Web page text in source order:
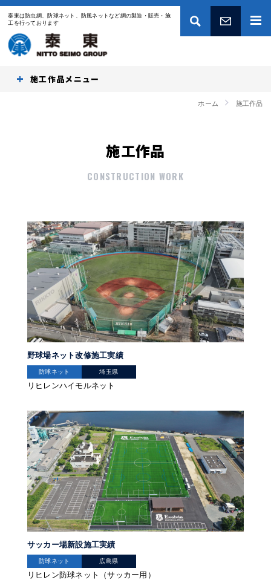
泰東は防虫網、防球ネット、防風ネットなど網の製造・販売・施
工を行っております
施工作品
ホーム 施工作品
施工作品
CONSTRUCTION WORK
野球場ネット改修施工実績
防球ネット 埼玉県
リヒレンハイモルネット
サッカー場新設施工実績
防球ネット 広島県
リヒレン防球ネット（サッカー用）